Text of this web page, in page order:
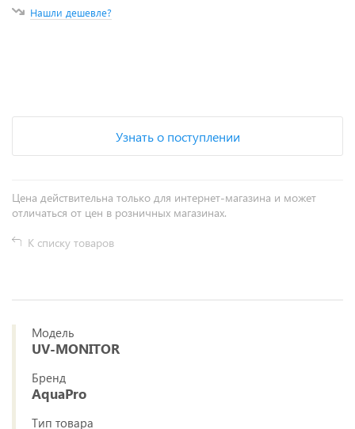
Нашли дешевле?
Узнать о поступлении
Цена действительна только для интернет-магазина и может
отличаться от цен в розничных магазинах.
К списку товаров
Модель
UV-MONITOR
Бренд
AquaPro
Тип товара